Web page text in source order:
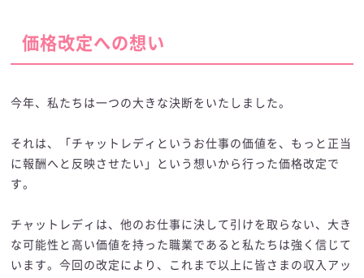
価格改定への想い
今年、私たちは一つの大きな決断をいたしました。
それは、「チャットレディというお仕事の価値を、もっと正当
に報酬へと反映させたい」という想いから行った価格改定で
す。
チャットレディは、他のお仕事に決して引けを取らない、大き
な可能性と高い価値を持った職業であると私たちは強く信じて
います。今回の改定により、これまで以上に皆さまの収入アッ